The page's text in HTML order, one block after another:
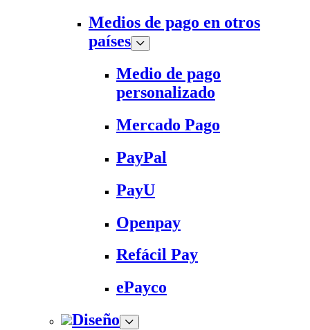
Medios de pago en otros
países
Medio de pago
personalizado
Mercado Pago
PayPal
PayU
Openpay
Refácil Pay
ePayco
Diseño